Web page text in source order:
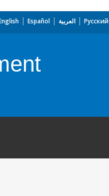
Español العربية Русский